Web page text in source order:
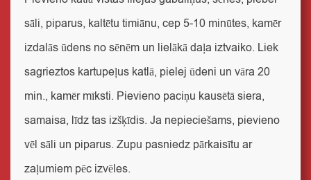
sāli, piparus, kaltētu timiānu, cep 5-10 minūtes, kamēr
izdalās ūdens no sēnēm un lielākā daļa iztvaiko. Liek
sagrieztos kartupeļus katlā, pielej ūdeni un vāra 20
min., kamēr mīksti. Pievieno paciņu kausētā siera,
samaisa, līdz tas izšķīdis. Ja nepieciešams, pievieno
vēl sāli un piparus. Zupu pasniedz pārkaisītu ar
zaļumiem pēc izvēles.